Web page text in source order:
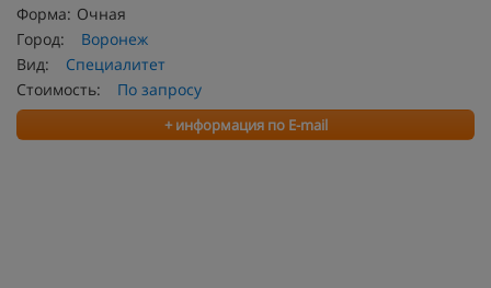
Форма: Очная
Город:
Воронеж
Вид:
Специалитет
Стоимость:
По запросу
+ информация по E-mail